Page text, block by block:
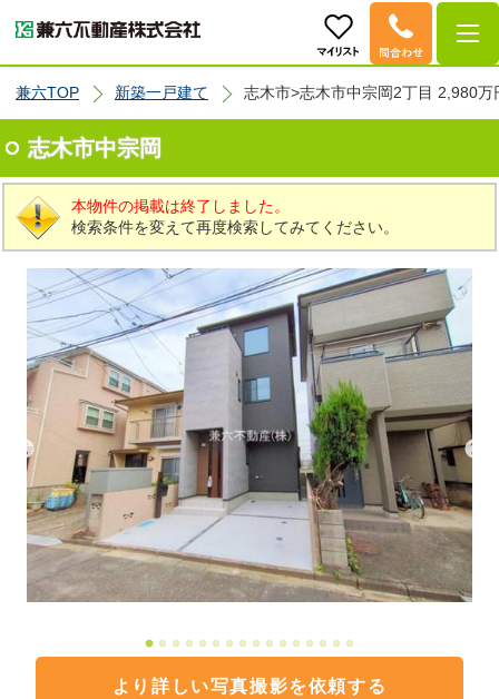
兼六TOP 新築一戸建て 志木市>志木市中宗岡2丁目 2,980万
志木市中宗岡
本物件の掲載は終了しました。
検索条件を変えて再度検索してみてください。
より詳しい写真撮影を依頼する